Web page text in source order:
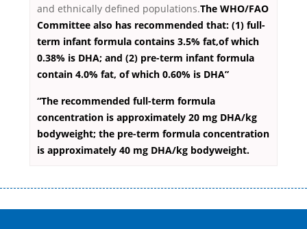
and ethnically defined populations.The WHO/FAO
Committee also has recommended that: (1) full-
term infant formula contains 3.5% fat,of which
0.38% is DHA; and (2) pre-term infant formula
contain 4.0% fat, of which 0.60% is DHA”
“The recommended full-term formula
concentration is approximately 20 mg DHA/kg
bodyweight; the pre-term formula concentration
is approximately 40 mg DHA/kg bodyweight.
оформляти кредит в банку, значить Вам добре знайомі незручності даної